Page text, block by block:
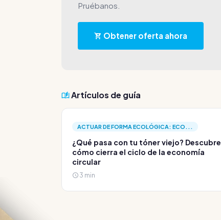
Pruébanos.
Obtener oferta ahora
Artículos de guía
ACTUAR DE FORMA ECOLÓGICA: ECO...
¿Qué pasa con tu tóner viejo? Descubre
cómo cierra el ciclo de la economía
circular
3 min